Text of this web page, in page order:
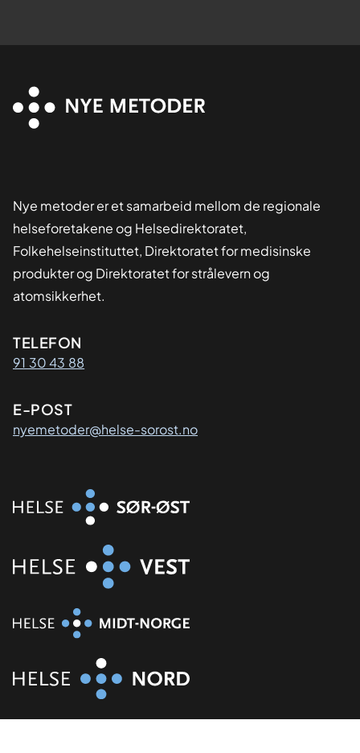
Nye metoder er et samarbeid mellom de regionale
helseforetakene og Helsedirektoratet,
Folkehelseinstituttet, Direktoratet for medisinske
produkter og Direktoratet for strålevern og
atomsikkerhet.
Kontaktinformasjon
TELEFON
91 30 43 88
E-POST
nyemetoder@helse-sorost.no
Organisasjon